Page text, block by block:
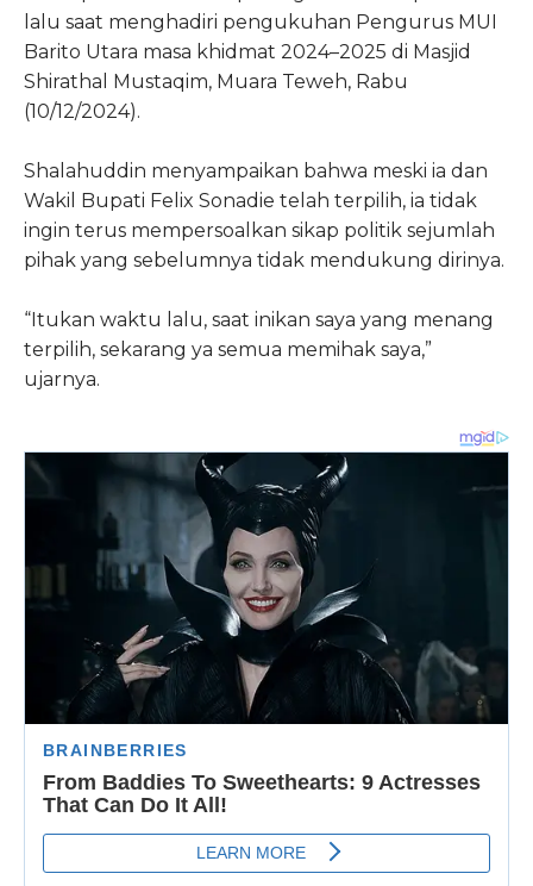
lalu saat menghadiri pengukuhan Pengurus MUI
Barito Utara masa khidmat 2024–2025 di Masjid
Shirathal Mustaqim, Muara Teweh, Rabu
(10/12/2024).
Shalahuddin menyampaikan bahwa meski ia dan
Wakil Bupati Felix Sonadie telah terpilih, ia tidak
ingin terus mempersoalkan sikap politik sejumlah
pihak yang sebelumnya tidak mendukung dirinya.
“Itukan waktu lalu, saat inikan saya yang menang
terpilih, sekarang ya semua memihak saya,”
ujarnya.